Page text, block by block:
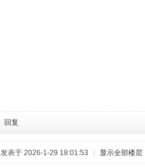
回复
发表于 2026-1-29 18:01:53 显示全部楼层